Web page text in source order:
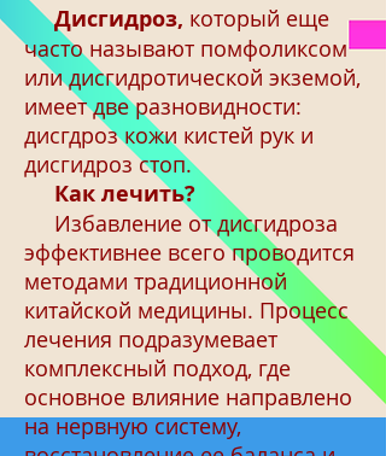
Дисгидроз, который еще
часто называют помфоликсом
или дисгидротической экземой,
имеет две разновидности:
дисгдроз кожи кистей рук и
дисгидроз стоп.
Как лечить?
Избавление от дисгидроза
эффективнее всего проводится
методами традиционной
китайской медицины. Процесс
лечения подразумевает
комплексный подход, где
основное влияние направлено
на нервную систему,